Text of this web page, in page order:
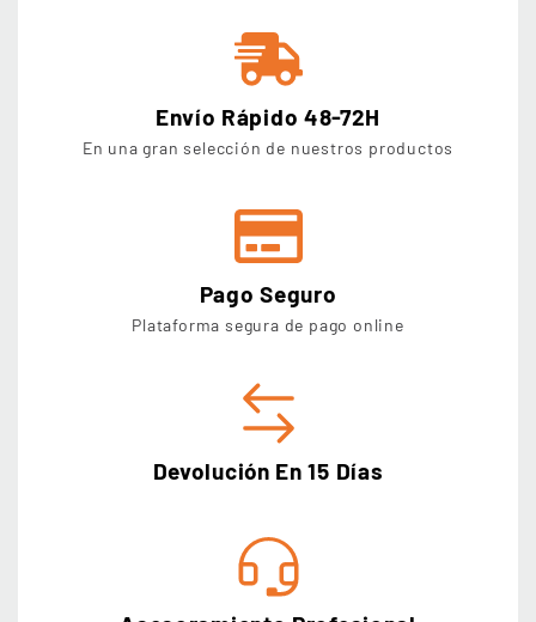
Envío Rápido 48-72H
En una gran selección de nuestros productos
Pago Seguro
Plataforma segura de pago online
Devolución En 15 Días